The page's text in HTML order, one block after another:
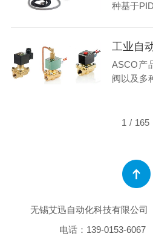
种基于
ASCO产
阀以及多
1 / 165
无锡艾迅自动化科技有限公司
电话： 139-0153-6067